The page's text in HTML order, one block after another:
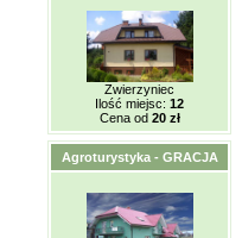
Zwierzyniec
Ilość miejsc: 12
Cena od 20 zł
Agroturystyka - GRACJA